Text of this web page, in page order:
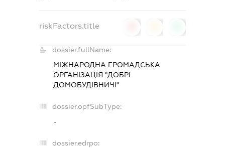
riskFactors.title
dossier.fullName:
МІЖНАРОДНА ГРОМАДСЬКА
ОРГАНІЗАЦІЯ "ДОБРІ
ДОМОБУДІВНИЧІ"
dossier.opfSubType:
-
dossier.edrpo: